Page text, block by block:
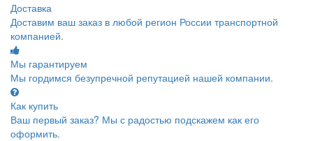
Доставка
Доставим ваш заказ в любой регион России транспортной
компанией.
Мы гарантируем
Мы гордимся безупречной репутацией нашей компании.
Как купить
Ваш первый заказ? Мы с радостью подскажем как его
оформить.